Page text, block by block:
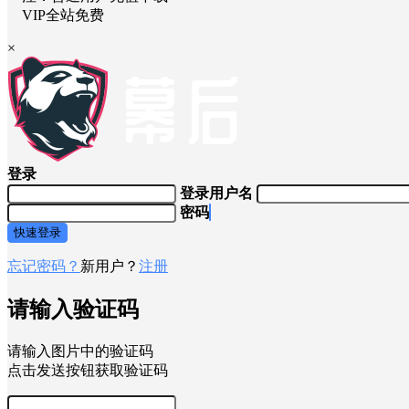
VIP全站免费
×
登录
登录用户名
密码
快速登录
忘记密码？ 新用户？ 注册
请输入验证码
请输入图片中的验证码
点击发送按钮获取验证码